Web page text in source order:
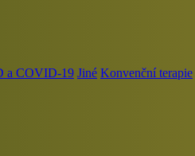
a COVID-19 Jiné Konvenční terapie